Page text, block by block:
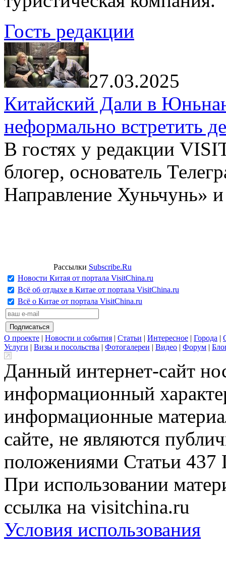
Гость редакции
27.03.2025
Китайский Дали в
неформально встретить
В гостях у редакции
блогер, основатель
Направление Хуньчунь»
Рассылки Subscribe.Ru
Новости Китая от портала VisitChina.ru
Всё об отдыхе в Китае от портала VisitChina.ru
Всё о Китае от портала VisitChina.ru
О проекте | Новости и события | Статьи | Интересное | Города |
Услуги | Визы и посольства | Фотогалереи | Видео | Форум |
Данный интернет-сайт
информационный
информационные
сайте, не являются
положениями Статьи 437
При использовании
ссылка на visitchina.ru
Условия использования